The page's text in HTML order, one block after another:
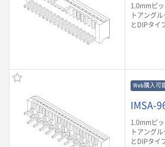
1.0mmピ
トアング
とDIPタイ
Web購入可
IMSA-
1.0mmピ
トアング
とDIPタイ